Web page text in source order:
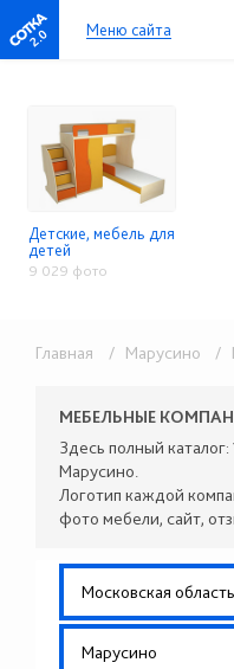
2.0 Меню сайта
Детские, мебель для
детей
9 029 фото
Главная / Марусино /
МЕБЕЛЬНЫЕ
Здесь полный
Марусино.
Логотип каждой
фото мебели, сайт,
Московская область
Марусино